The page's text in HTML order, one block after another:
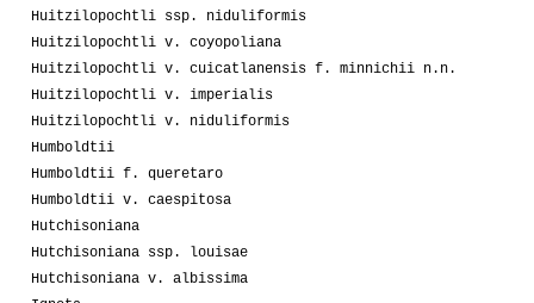
Huitzilopochtli ssp. niduliformis
Huitzilopochtli v. coyopoliana
Huitzilopochtli v. cuicatlanensis f. minnichii n.n.
Huitzilopochtli v. imperialis
Huitzilopochtli v. niduliformis
Humboldtii
Humboldtii f. queretaro
Humboldtii v. caespitosa
Hutchisoniana
Hutchisoniana ssp. louisae
Hutchisoniana v. albissima